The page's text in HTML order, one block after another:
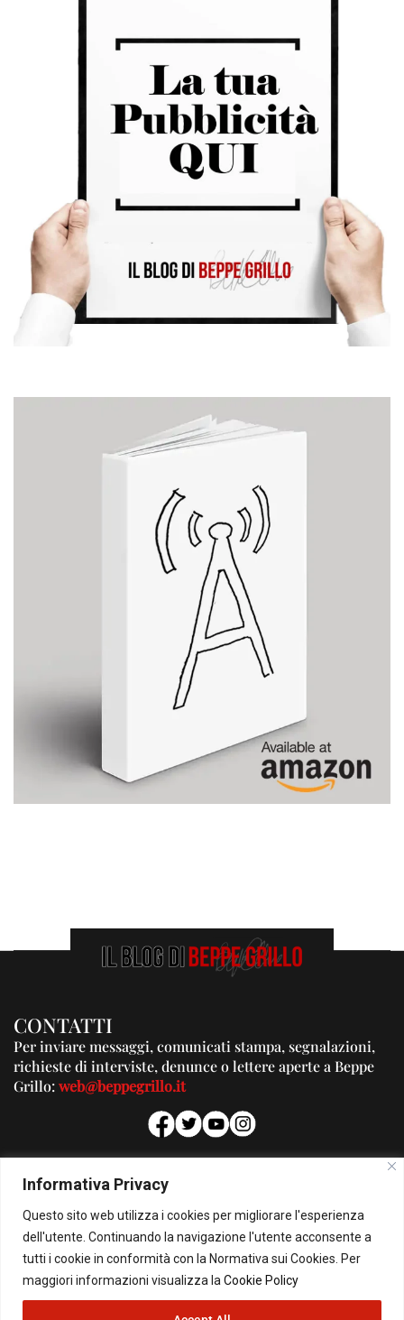
Informativa Privacy
Questo sito web utilizza i cookies per migliorare l'esperienza
dell'utente. Continuando la navigazione l'utente acconsente a
tutti i cookie in conformità con la Normativa sui Cookies. Per
maggiori informazioni visualizza la Cookie Policy
CONTATTI
Per inviare messaggi, comunicati stampa, segnalazioni,
richieste di interviste, denunce o lettere aperte a Beppe
Grillo:web@beppegrillo.it
PUBBLICITA'
Per la tua pubblicità su questo Blog:
pubblicita@beppegrillo.it